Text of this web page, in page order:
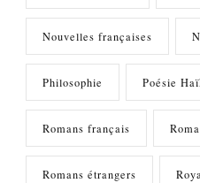
Nouvelles françaises
Philosophie Poésie
Romans français
Romans étrangers